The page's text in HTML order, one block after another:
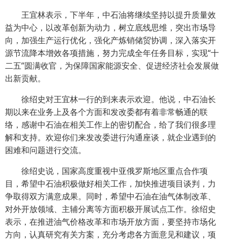
王宜林表示，下半年，中石油将继续坚持以提升质量效
益为中心，以改革创新为动力，树立底线思维，突出市场导
向，加强生产运行优化，强化产炼销储贸协调，深入落实开
源节流降本增效各项措施，努力完成全年任务目标，实现“十
二五”圆满收官，为保障国家能源安全、促进经济社会发展做
出新贡献。
徐绍史对王宜林一行的到来表示欢迎。他说，中石油长
期以来在业务上及各个方面和发改委都有着非常畅通的联
络，感谢中石油在相关工作上的密切配合，给了我们很多理
解和支持。欢迎你们来发改委进行沟通座谈，就企业遇到的
困难和问题进行交流。
徐绍史说，国家高度重视中亚俄罗斯地区重点合作项
目，希望中石油积极做好相关工作，加快推进项目谈判，力
争取得双方满意成果。同时，希望中石油在油气体制改革、
对外开放领域、主辅分离等方面积极开展试点工作。徐绍史
表示，在推进油气价格改革和市场开放方面，要坚持市场化
方向，认真研究有关方案，充分考虑各方面意见和建议，项